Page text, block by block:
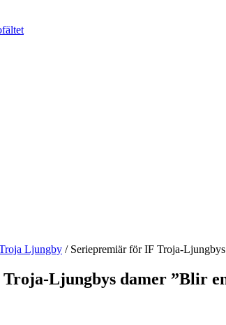
Ljungby /Seriepremiär för IF Troja-
Ljungbys damer ”Blir